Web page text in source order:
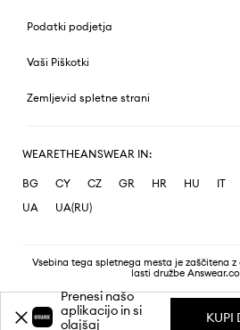
Podatki podjetja
Vaši Piškotki
Zemljevid spletne strani
WEARETHEANSWEAR IN:
BG CY CZ GR HR HU IT
UA
UA(RU)
Vsebina tega spletnega mesta je zaščitena
lasti družbe
Prenesi našo
aplikacijo in si
olajšaj
KUPI